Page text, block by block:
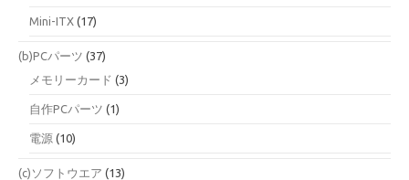
Mini-ITX (17)
(b)PCパーツ (37)
メモリーカード (3)
自作PCパーツ (1)
電源 (10)
(c)ソフトウエア (13)